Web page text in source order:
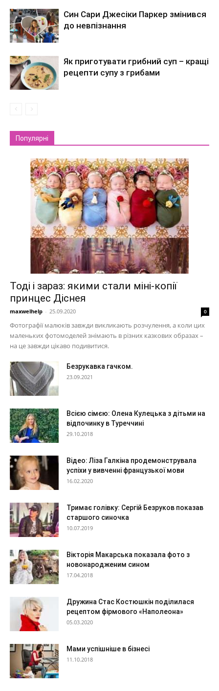
Син Сари Джесіки Паркер змінився
до невпізнання
Як приготувати грибний суп – кращі
рецепти супу з грибами
Популярні
Тоді і зараз: якими стали міні-копії
принцес Діснея
maxwelhelp - 25.09.2020 0
Фотографії малюків завжди викликають розчулення, а коли цих
маленьких фотомоделей знімають в різних казкових образах –
на це завжди цікаво подивитися.
Безрукавка гачком.
23.09.2021
Всією сімєю: Олена Кулецька з дітьми на
відпочинку в Туреччині
29.10.2018
Відео: Ліза Галкіна продемонструвала
успіхи у вивченні французької мови
16.02.2020
Тримає голівку: Сергій Безруков показав
старшого синочка
10.07.2019
Вікторія Макарська показала фото з
новонародженим сином
17.04.2018
Дружина Стас Костюшкін поділилася
рецептом фірмового «Наполеона»
05.03.2020
Мами успішніше в бізнесі
11.10.2018